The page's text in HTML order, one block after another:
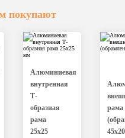
покупают
Алюминиевая
внутренная
Т-
образная
рама
25х25
рама
45х20